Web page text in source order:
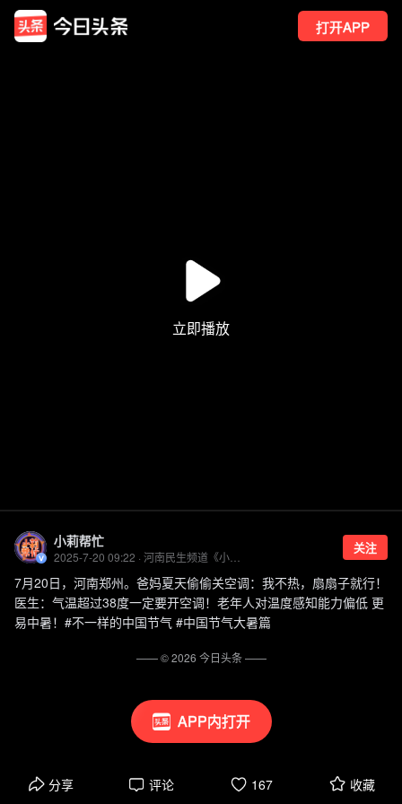
打开APP
APP内打开
小莉帮忙 关注
7月20日，河南郑州。爸妈夏天偷偷关空调：我不热，扇扇子就行！
医生：气温超过38度一定要开空调！老年人对温度感知能力偏低 更
易中暑！#不一样的中国节气 #中国节气大暑篇
分享 评论 167 收藏
—— ©2026 今日头条——